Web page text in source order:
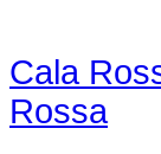
Cala
Rossa